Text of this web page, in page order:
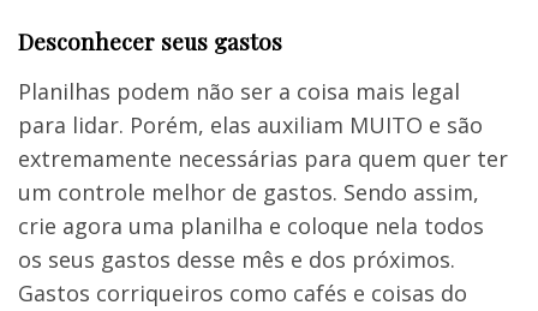
Desconhecer seus gastos
Planilhas podem não ser a coisa mais legal
para lidar. Porém, elas auxiliam MUITO e são
extremamente necessárias para quem quer ter
um controle melhor de gastos. Sendo assim,
crie agora uma planilha e coloque nela todos
os seus gastos desse mês e dos próximos.
Gastos corriqueiros como cafés e coisas do